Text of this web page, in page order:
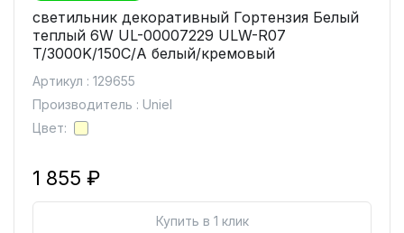
светильник декоративный Гортензия Белый
теплый 6W UL-00007229 ULW-R07
T/3000K/150C/A белый/кремовый
Артикул : 129655
Производитель : Uniel
Цвет:
1 855 ₽
Купить в 1 клик